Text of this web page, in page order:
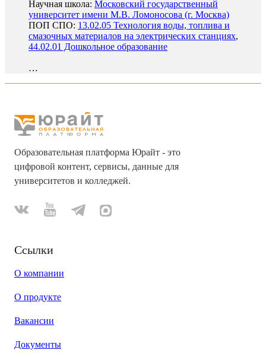
Научная школа: Московский государственный
университет имени М.В. Ломоносова (г. Москва)
ПОП СПО: 13.02.05 Технология воды, топлива и
смазочных материалов на электрических станциях,
44.02.01 Дошкольное образование
…
Образовательная платформа Юрайт - это
цифровой контент, сервисы, данные для
университетов и колледжей.
Ссылки
О компании
О продукте
Вакансии
Документы